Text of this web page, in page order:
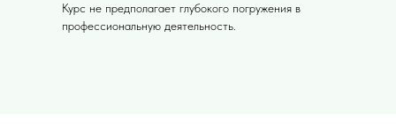
Курс не предполагает глубокого погружения в
профессиональную деятельность.